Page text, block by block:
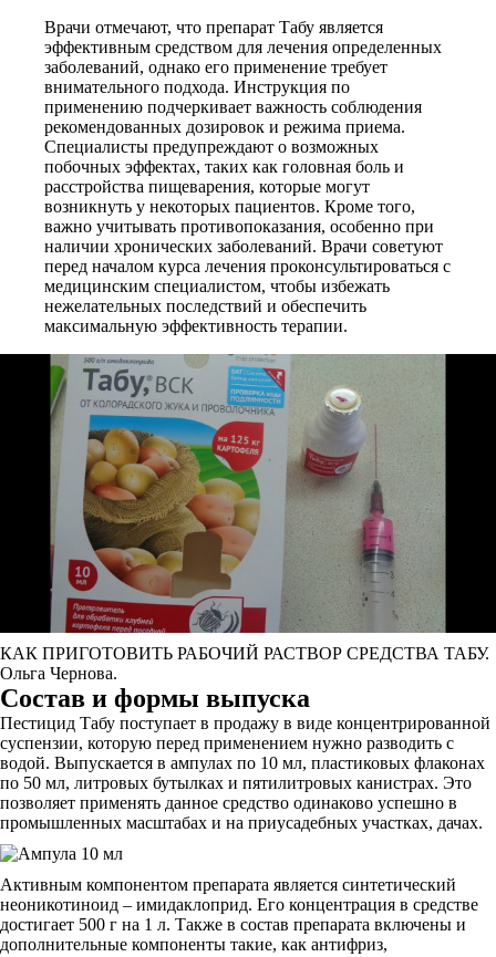
Врачи отмечают, что препарат Табу является
эффективным средством для лечения определенных
заболеваний, однако его применение требует
внимательного подхода. Инструкция по
применению подчеркивает важность соблюдения
рекомендованных дозировок и режима приема.
Специалисты предупреждают о возможных
побочных эффектах, таких как головная боль и
расстройства пищеварения, которые могут
возникнуть у некоторых пациентов. Кроме того,
важно учитывать противопоказания, особенно при
наличии хронических заболеваний. Врачи советуют
перед началом курса лечения проконсультироваться с
медицинским специалистом, чтобы избежать
нежелательных последствий и обеспечить
максимальную эффективность терапии.
КАК ПРИГОТОВИТЬ РАБОЧИЙ РАСТВОР СРЕДСТВА ТАБУ.
Ольга Чернова.
Состав и формы выпуска
Пестицид Табу поступает в продажу в виде концентрированной
суспензии, которую перед применением нужно разводить с
водой. Выпускается в ампулах по 10 мл, пластиковых флаконах
по 50 мл, литровых бутылках и пятилитровых канистрах. Это
позволяет применять данное средство одинаково успешно в
промышленных масштабах и на приусадебных участках, дачах.
Активным компонентом препарата является синтетический
неоникотиноид – имидаклоприд. Его концентрация в средстве
достигает 500 г на 1 л. Также в состав препарата включены и
дополнительные компоненты такие, как антифриз,